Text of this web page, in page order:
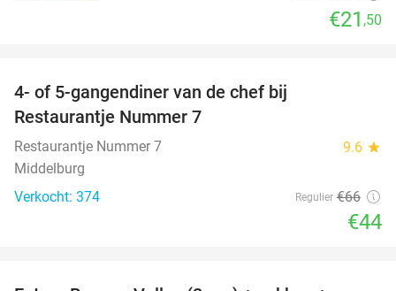
€21 ,50
4- of 5-gangendiner van de chef bij
Restaurantje Nummer 7
Restaurantje Nummer 7 9.6 star
Middelburg
Verkocht: 374
Regulier €66
€44